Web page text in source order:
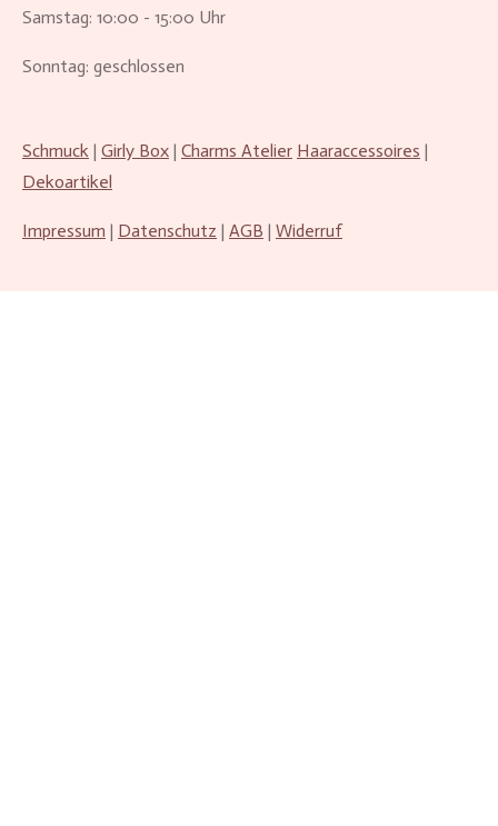
Samstag: 10:00 - 15:00 Uhr
Sonntag: geschlossen
Schmuck | Girly Box | Charms Atelier Haaraccessoires |
Dekoartikel
Impressum | Datenschutz | AGB | Widerruf